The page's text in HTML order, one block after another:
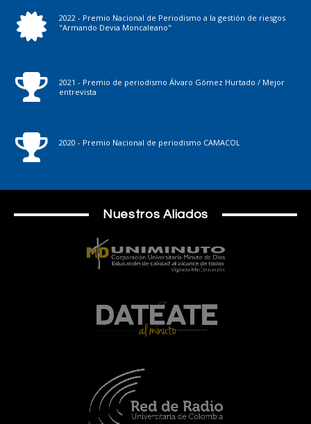
2022 - Premio Nacional de Periodismo a la gestión de riesgos
"Armando Devia Moncaleano"
2021 - Premio de periodismo Álvaro Gómez Hurtado / Mejor
entrevista
2020 - Premio Nacional de periodismo CAMACOL
Nuestros Aliados